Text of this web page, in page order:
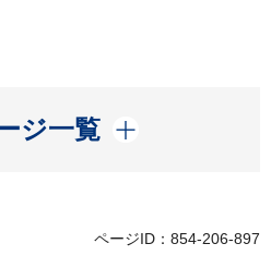
ジ一覧
開く
ページID：854-206-897